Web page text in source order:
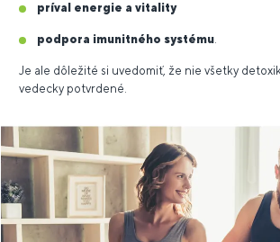
príval energie a vitality
podpora imunitného systému
Je ale dôležité si uvedomiť, že nie všetky
vedecky potvrdené.